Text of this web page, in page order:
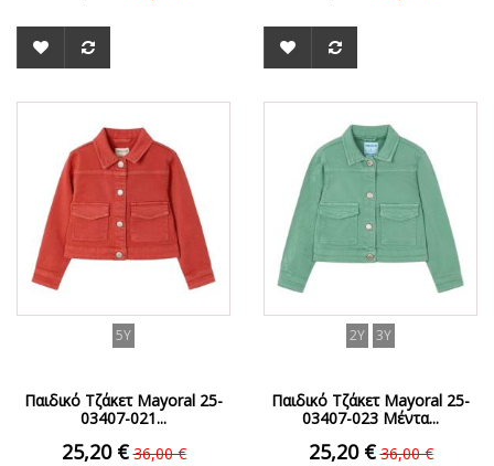
5Y
Παιδικό Τζάκετ Mayoral 25-
03407-021...
25,20 € 36,00 €
2Y 3Y
Παιδικό Τζάκετ Mayoral 25-
03407-023 Μέντα...
25,20 € 36,00 €